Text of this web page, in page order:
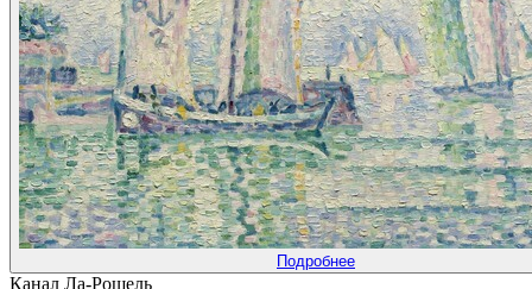
Подробнее
Канал Ла-Рошель